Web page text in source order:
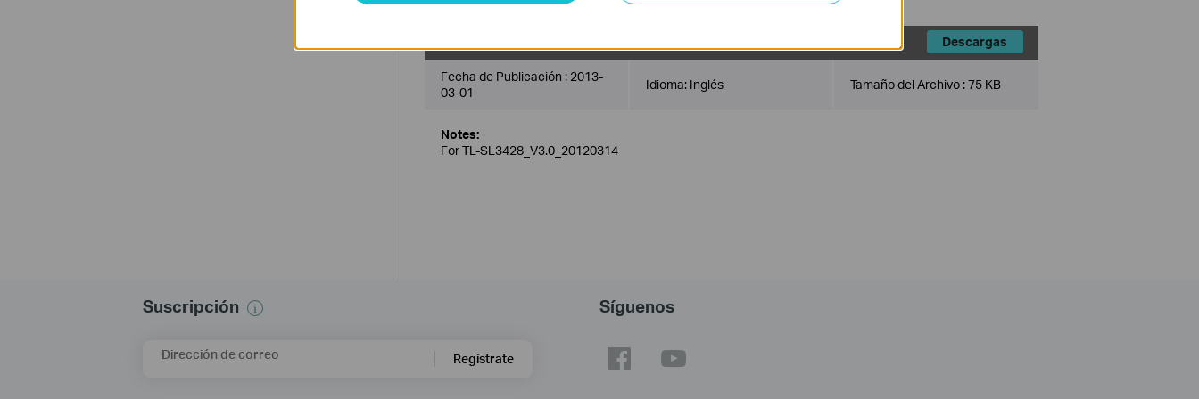
Descargas
Fecha de Publicación : 2013-
03-01
Idioma: Inglés Tamaño del Archivo :75 KB
Notes:
For TL-SL3428_V3.0_20120314
Suscripción
Dirección de correo Regístrate
Síguenos